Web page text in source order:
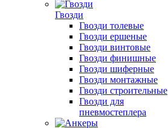
Гвозди
Гвозди толевые
Гвозди ершеные
Гвозди винтовые
Гвозди финишные
Гвозди шиферные
Гвозди монтажные
Гвозди строительные
Гвозди для
пневмостеплера